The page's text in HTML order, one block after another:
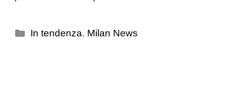
Categorie
In tendenza, Milan News